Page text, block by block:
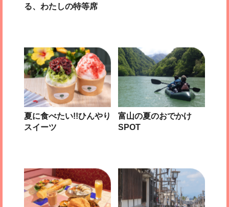
る、わたしの特等席
夏に食べたい!!ひんやり
スイーツ
富山の夏のおでかけ
SPOT